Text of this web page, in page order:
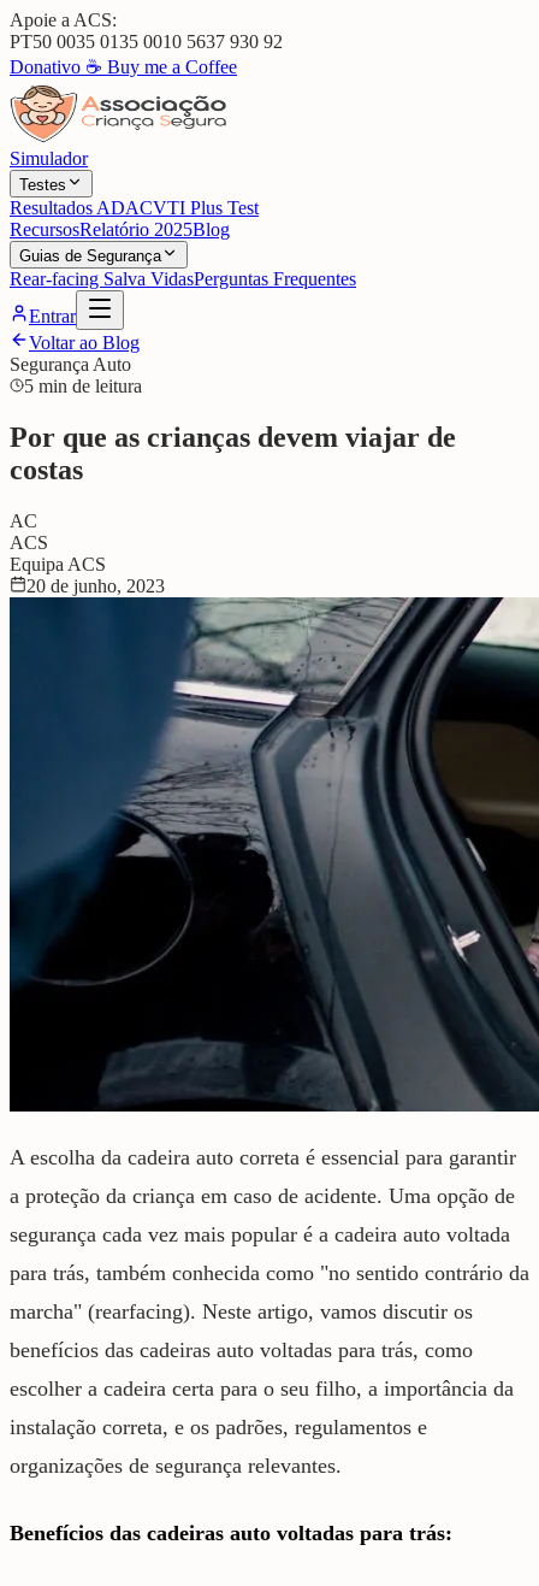
Apoie a ACS:
PT50 0035 0135 0010 5637 930 92
Donativo ☕ Buy me a Coffee
Simulador
Testes
Resultados ADACVTI Plus Test
RecursosRelatório 2025Blog
Guias de Segurança
Rear-facing Salva VidasPerguntas Frequentes
Entrar
Voltar ao Blog
Segurança Auto
5 min de leitura
Por que as crianças devem viajar de
costas
AC
ACS
Equipa ACS
20 de junho, 2023
A escolha da cadeira auto correta é essencial para garantir
a proteção da criança em caso de acidente. Uma opção de
segurança cada vez mais popular é a cadeira auto voltada
para trás, também conhecida como "no sentido contrário da
marcha" (rearfacing). Neste artigo, vamos discutir os
benefícios das cadeiras auto voltadas para trás, como
escolher a cadeira certa para o seu filho, a importância da
instalação correta, e os padrões, regulamentos e
organizações de segurança relevantes.
Benefícios das cadeiras auto voltadas para trás: